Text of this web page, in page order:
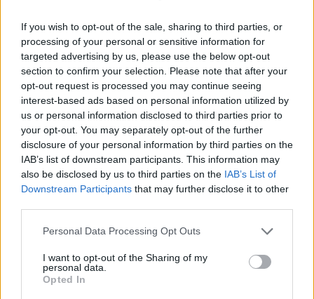
If you wish to opt-out of the sale, sharing to third parties, or
processing of your personal or sensitive information for
targeted advertising by us, please use the below opt-out
section to confirm your selection. Please note that after your
opt-out request is processed you may continue seeing
interest-based ads based on personal information utilized by
us or personal information disclosed to third parties prior to
your opt-out. You may separately opt-out of the further
disclosure of your personal information by third parties on the
IAB’s list of downstream participants. This information may
also be disclosed by us to third parties on the IAB’s List of
Downstream Participants that may further disclose it to other
Personal Data Processing Opt Outs
I want to opt-out of the Sharing of my
personal data.
Opted In